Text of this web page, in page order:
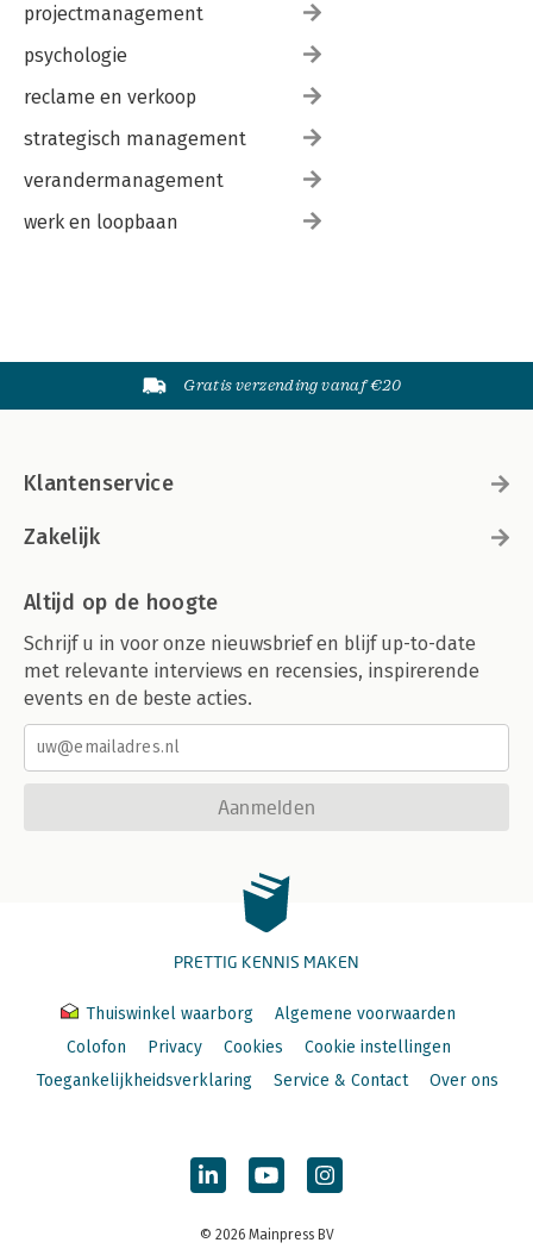
projectmanagement
psychologie
reclame en verkoop
strategisch management
verandermanagement
werk en loopbaan
Gratis verzending vanaf €20
Klantenservice
Zakelijk
Altijd op de hoogte
Schrijf u in voor onze nieuwsbrief en blijf up-to-date
met relevante interviews en recensies, inspirerende
events en de beste acties.
Aanmelden
PRETTIG KENNIS MAKEN
Thuiswinkel waarborg
Algemene voorwaarden
Colofon
Privacy Cookies
Cookie instellingen
Toegankelijkheidsverklaring
Service & Contact Over ons
© 2026 Mainpress BV